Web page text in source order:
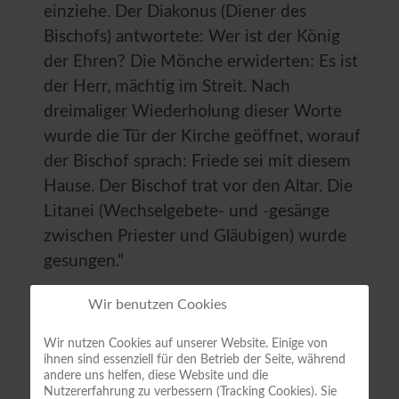
einziehe. Der Diakonus (Diener des
Bischofs) antwortete: Wer ist der König
der Ehren? Die Mönche erwiderten: Es ist
der Herr, mächtig im Streit. Nach
dreimaliger Wiederholung dieser Worte
wurde die Tür der Kirche geöffnet, worauf
der Bischof sprach: Friede sei mit diesem
Hause. Der Bischof trat vor den Altar. Die
Litanei (Wechselgebete- und -gesänge
zwischen Priester und Gläubigen) wurde
gesungen.“
Wir benutzen Cookies
Wir nutzen Cookies auf unserer Website. Einige von
ihnen sind essenziell für den Betrieb der Seite, während
andere uns helfen, diese Website und die
Nutzererfahrung zu verbessern (Tracking Cookies). Sie